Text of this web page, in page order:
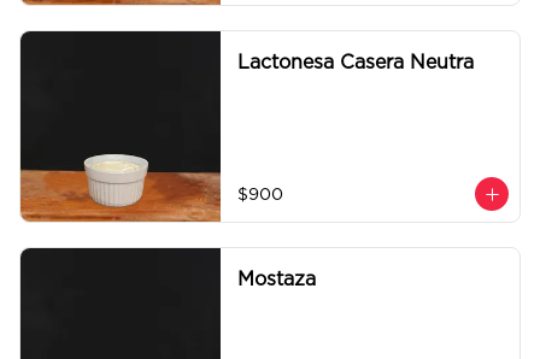
Lactonesa Casera Neutra
$900
Mostaza